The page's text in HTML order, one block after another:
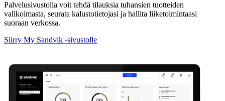
Palvelusivustolla voit tehdä tilauksia tuhansien tuotteiden
valikoimasta, seurata kalustotietojasi ja hallita liiketoimintaasi
suoraan verkossa.
Siirry My Sandvik -sivustolle